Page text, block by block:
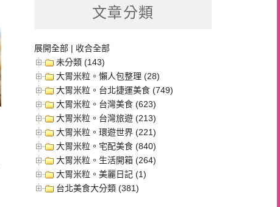
文章分類
展開全部 | 收合全部
未分類 (143)
大胃米粒。懶人包整理 (28)
大胃米粒。台北捷運美食 (749)
大胃米粒。台灣美食 (623)
大胃米粒。台灣旅遊 (213)
大胃米粒。環遊世界 (221)
大胃米粒。宅配美食 (840)
大胃米粒。生活開箱 (264)
大胃米粒。美麗日記 (1)
台北美食大分類 (381)